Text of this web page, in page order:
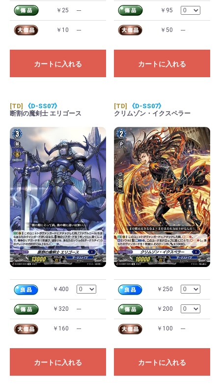
￥25 ---
￥10 ---
カートに入れる
￥95
￥50 ---
カートに入れる
[TD]
《D-SS07》
断割の魔剣士 エリゴース
￥400
￥320 ---
￥160 ---
カートに入れる
[TD]
《D-SS07》
クリムゾン・イクスペラー
￥250
￥200
￥100 ---
カートに入れる